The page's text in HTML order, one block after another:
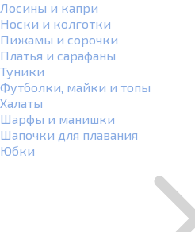
Лосины и капри
Носки и колготки
Пижамы и сорочки
Платья и сарафаны
Туники
Футболки, майки и топы
Халаты
Шарфы и манишки
Шапочки для плавания
Юбки